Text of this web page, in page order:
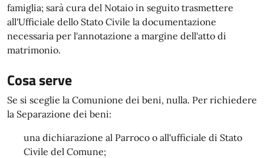
famiglia; sarà cura del Notaio in seguito trasmettere
all'Ufficiale dello Stato Civile la documentazione
necessaria per l'annotazione a margine dell'atto di
matrimonio.
Cosa serve
Se si sceglie la Comunione dei beni, nulla. Per richiedere
la Separazione dei beni:
una dichiarazione al Parroco o all'ufficiale di Stato
Civile del Comune;